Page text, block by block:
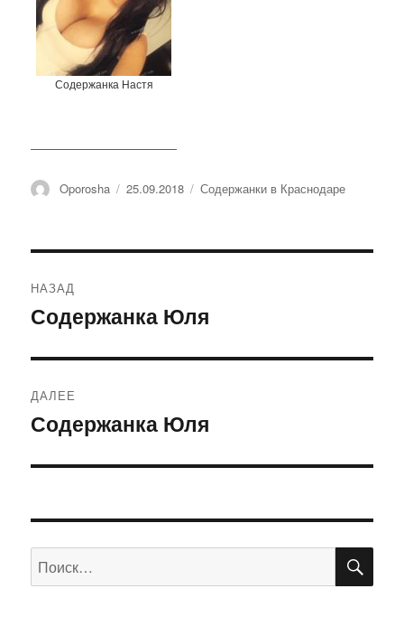
Содержанка Настя
Автор
Oporosha Опубликовано
25.09.2018 Рубрики
Содержанки в Краснодаре
по
НАЗАД
Предыдущая
Содержанка Юля
ДАЛЕЕ
Следующая
Содержанка Юля
Искать: